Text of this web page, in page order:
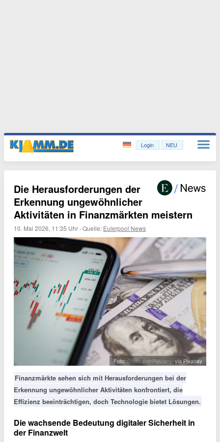
Login NEU
Die Herausforderungen der
Erkennung ungewöhnlicher
Aktivitäten in Finanzmärkten meistern
10. Mai 2026, 11:35 Uhr ·Quelle: Eulerpool News
Foto:OleksandrPidvalnyivia Pixabay
Finanzmärkte sehen sich mit Herausforderungen bei der
Erkennung ungewöhnlicher Aktivitäten konfrontiert, die
Effizienz beeinträchtigen, doch Technologie bietet Lösungen.
Die wachsende Bedeutung digitaler Sicherheit in
der Finanzwelt